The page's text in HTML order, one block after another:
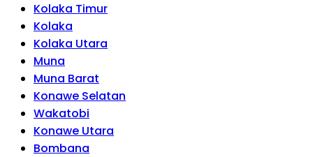
Kolaka Timur
Kolaka
Kolaka Utara
Muna
Muna Barat
Konawe Selatan
Wakatobi
Konawe Utara
Bombana